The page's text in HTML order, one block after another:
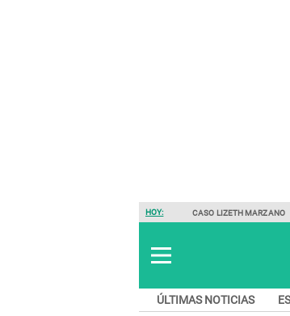
HOY: CASO LIZETH MARZANO
ÚLTIMAS NOTICIAS